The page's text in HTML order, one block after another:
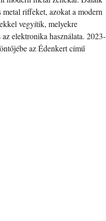
riffeket, azokat a modern
vegyítik, melyekre
elektronika használata. 2023-
az Édenkert című